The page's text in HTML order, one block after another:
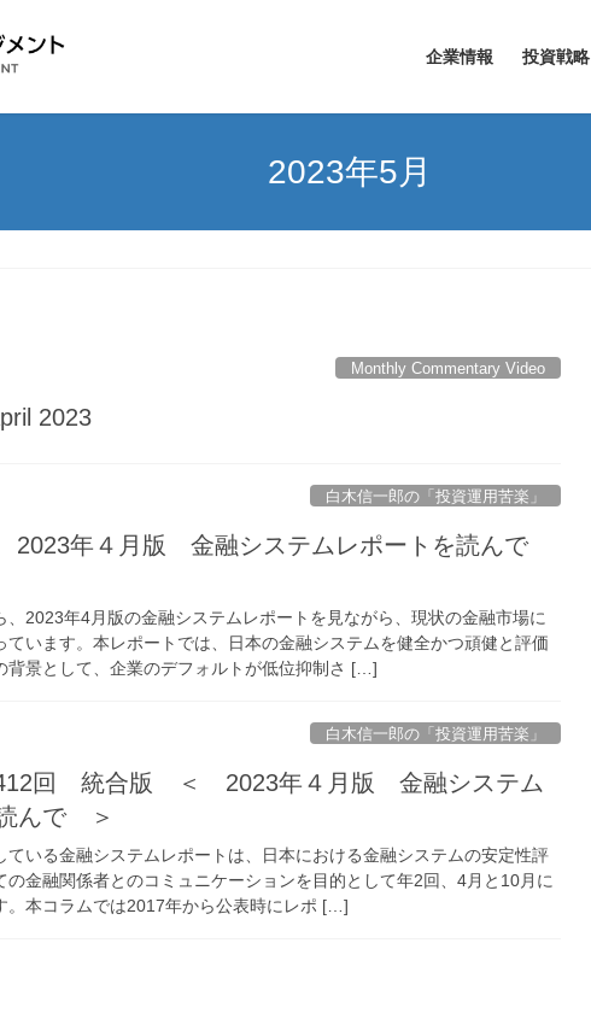
企業情報 投資戦略
2023年5月
Monthly Commentary Video
2023
白木信一郎の「投資運用苦楽」
年４月版 金融システムレポートを読んで
、2023年4月版の金融システムレポートを見ながら、現状の金融市場に
ています。本レポートでは、日本の金融システムを健全かつ頑健と評価
背景として、企業のデフォルトが低位抑制さ […]
白木信一郎の「投資運用苦楽」
回 統合版 ＜ 2023年４月版 金融システム
んで ＞
ている金融システムレポートは、日本における金融システムの安定性評
の金融関係者とのコミュニケーションを目的として年2回、4月と10月に
。本コラムでは2017年から公表時にレポ […]